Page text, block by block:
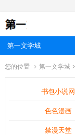
第一文学城
您的位置 第一文学城
书包小说网
色色漫画
禁漫天堂